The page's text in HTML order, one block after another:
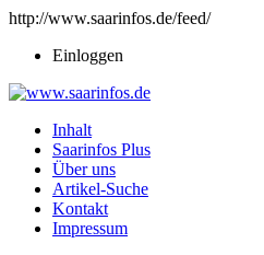
http://www.saarinfos.de/feed/
Einloggen
Inhalt
Saarinfos Plus
Über uns
Artikel-Suche
Kontakt
Impressum